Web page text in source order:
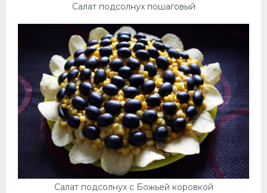
Салат подсолнух пошаговый
Салат подсолнух с Божьей коровкой